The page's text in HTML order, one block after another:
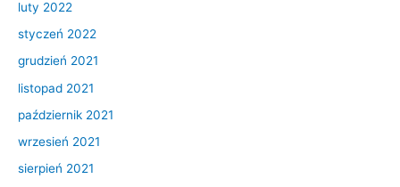
luty 2022
styczeń 2022
grudzień 2021
listopad 2021
październik 2021
wrzesień 2021
sierpień 2021